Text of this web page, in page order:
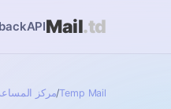
Mail.td
API
Temp Mail
/مركز